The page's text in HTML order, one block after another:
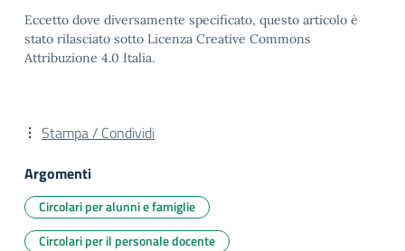
Eccetto dove diversamente specificato, questo articolo è
stato rilasciato sotto Licenza Creative Commons
Attribuzione 4.0 Italia.
Stampa / Condividi
Argomenti
Circolari per alunni e famiglie
Circolari per il personale docente